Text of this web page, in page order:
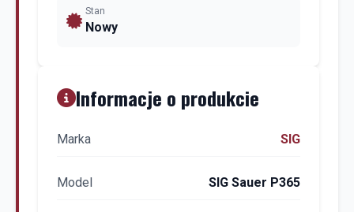
Stan
Nowy
Informacje o produkcie
Marka SIG
Model SIG Sauer P365